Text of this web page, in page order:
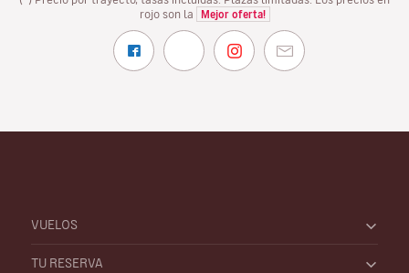
rojo son la
Mejor oferta!
VUELOS
TU RESERVA